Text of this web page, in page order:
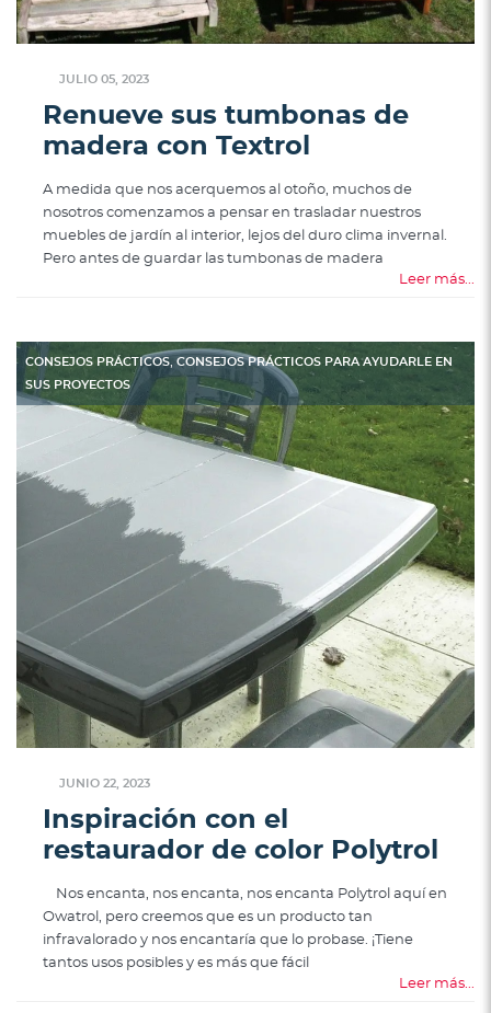
JULIO 05, 2023
Renueve sus tumbonas de
madera con Textrol
A medida que nos acerquemos al otoño, muchos de
nosotros comenzamos a pensar en trasladar nuestros
muebles de jardín al interior, lejos del duro clima invernal.
Pero antes de guardar las tumbonas de madera
Leer más...
JUNIO 22, 2023
CONSEJOS PRÁCTICOS, CONSEJOS PRÁCTICOS PARA AYUDARLE EN
SUS PROYECTOS
Inspiración con el
restaurador de color Polytrol
Nos encanta, nos encanta, nos encanta Polytrol aquí en
Owatrol, pero creemos que es un producto tan
infravalorado y nos encantaría que lo probase. ¡Tiene
tantos usos posibles y es más que fácil
Leer más...